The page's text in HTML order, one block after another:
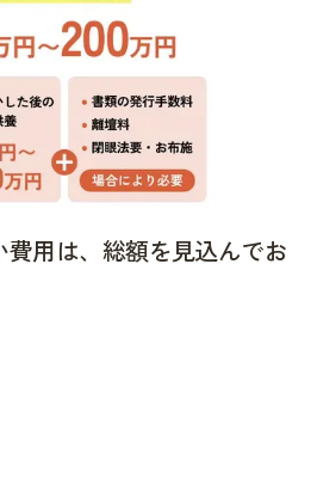
用は、総額を見込んでお